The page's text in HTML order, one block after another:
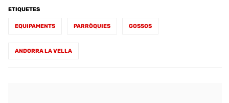
ETIQUETES
EQUIPAMENTS PARRÒQUIES GOSSOS
ANDORRA LA VELLA